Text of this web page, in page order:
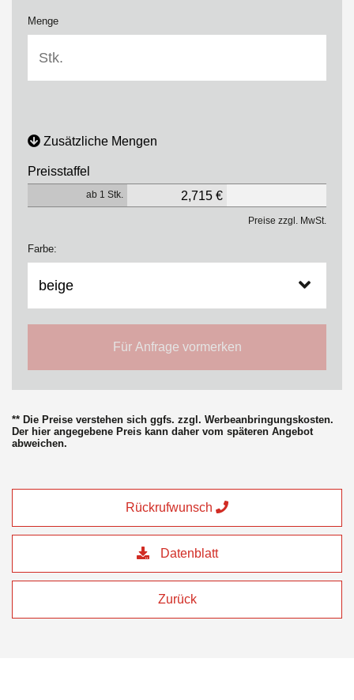
Menge
Zusätzliche Mengen
Preisstaffel
ab 1 Stk. 2,715 €
Preise zzgl. MwSt.
Farbe:
Für Anfrage vormerken
** Die Preise verstehen sich ggfs. zzgl. Werbeanbringungskosten.
Der hier angegebene Preis kann daher vom späteren Angebot
abweichen.
Zurück
Datenblatt
Rückrufwunsch